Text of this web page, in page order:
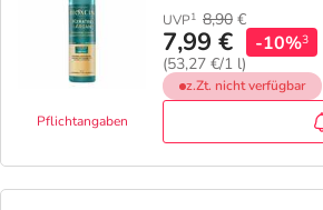
Pflichtangaben
UVP1 8,90 €
7,99 €
(53,27 €/1 l)
-10%3
z.Zt. nicht verfügbar